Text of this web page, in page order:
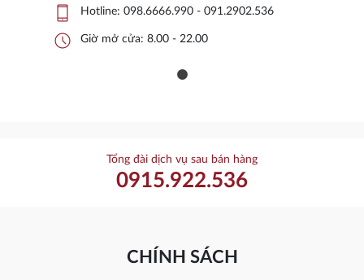
phone_iphone Hotline: 098.6666.990 - 091.2902.536
schedule Giờ mở cửa: 8.00 - 22.00
Tổng đài dịch vụ sau bán hàng
0915.922.536
CHÍNH SÁCH